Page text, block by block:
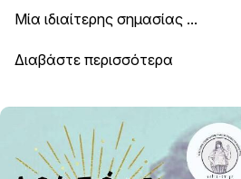
Μία ιδιαίτερης σημασίας ...
Διαβάστε περισσότερα